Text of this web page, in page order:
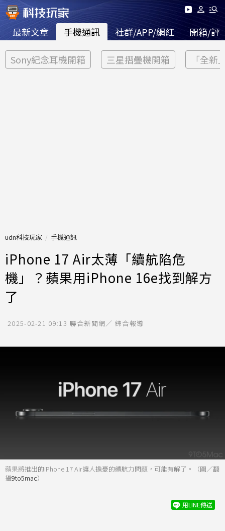
最新文章 手機通訊 社群/APP/網紅 開箱/評
Sony紀念耳機開箱 三星摺疊機開箱 「全新
udn科技玩家 手機通訊
iPhone 17 Air太薄「續航陷危
機」？蘋果用iPhone 16e找到解方
了
2025-02-21 09:13 聯合新聞網／ 綜合報導
蘋果將推出的iPhone 17 Air讓人擔憂的續航力問題，可能有解了。（圖／翻
攝9to5mac）
用LINE傳送